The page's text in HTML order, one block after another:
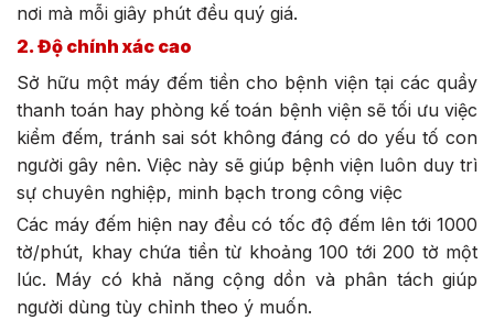
nơi mà mỗi giây phút đều quý giá.
2. Độ chính xác cao
Sở hữu một máy đếm tiền cho bệnh viện tại các quầy
thanh toán hay phòng kế toán bệnh viện sẽ tối ưu việc
kiểm đếm, tránh sai sót không đáng có do yếu tố con
người gây nên. Việc này sẽ giúp bệnh viện luôn duy trì
sự chuyên nghiệp, minh bạch trong công việc
Các máy đếm hiện nay đều có tốc độ đếm lên tới 1000
tờ/phút, khay chứa tiền từ khoảng 100 tới 200 tờ một
lúc. Máy có khả năng cộng dồn và phân tách giúp
người dùng tùy chỉnh theo ý muốn.